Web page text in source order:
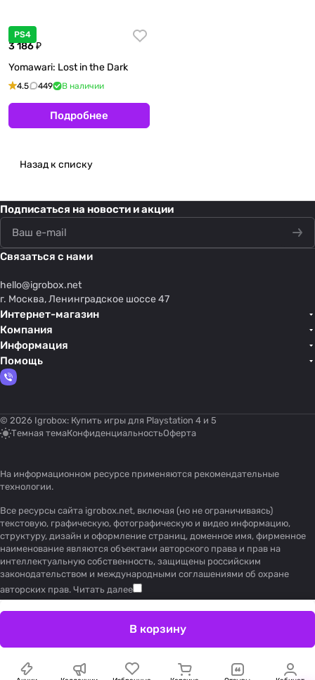
PS4
3 186 ₽
Yomawari: Lost in the Dark
4.5 449 В наличии
Подробнее
Назад к списку
Подписаться на новости и акции
Связаться с нами
hello@igrobox.net
г. Москва, Ленинградское шоссе 47
Интернет-магазин
Компания
Информация
Помощь
© 2026 Igrobox: Купить игры для Playstation 4 и 5
Темная темаКонфиденциальностьОферта
На информационном ресурсе применяются рекомендательные
технологии.
Все ресурсы сайта igrobox.net, включая (но не ограничиваясь)
текстовую, графическую, фотографическую и видео информацию,
структуру, дизайн и оформление страниц, доменное имя, фирменное
наименование являются объектами авторского права и прав на
интеллектуальную собственность, защищены российским
законодательством и международными соглашениями об охране
авторских прав. Читать далее
В корзину